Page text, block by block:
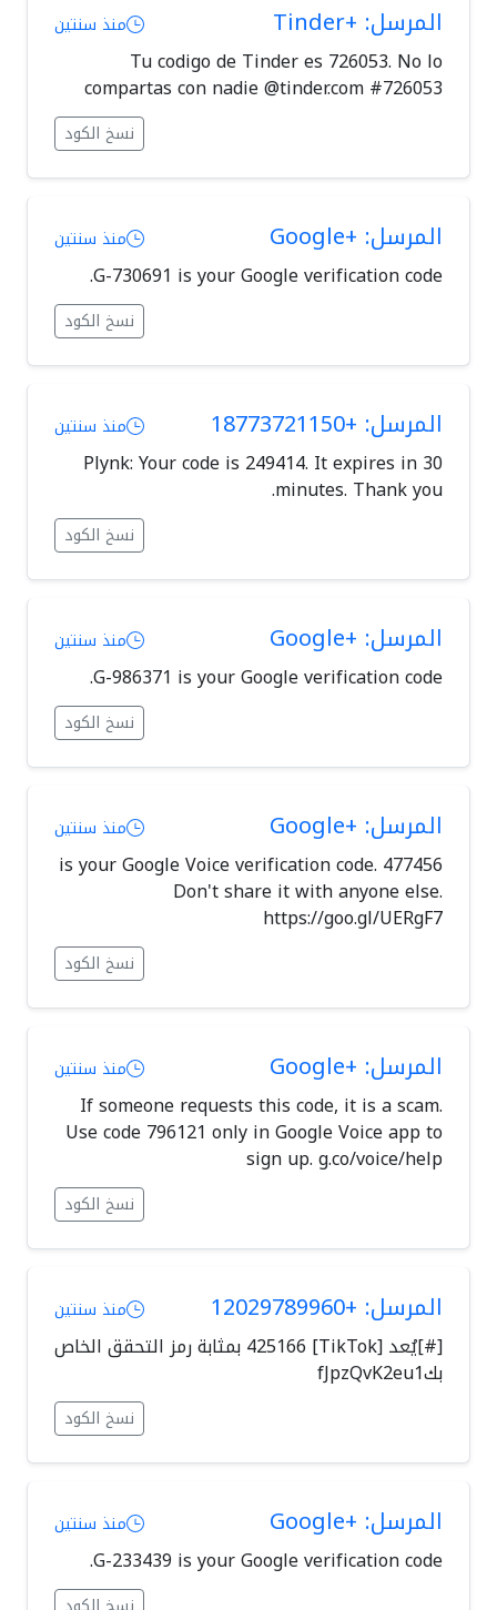
المرسل: +Tinder منذ سنتين
Tu codigo de Tinder es 726053. No lo
compartas con nadie @tinder.com #726053
نسخ الكود
المرسل: +Google منذ سنتين
G-730691 is your Google verification code.
نسخ الكود
المرسل: +18773721150 منذ سنتين
Plynk: Your code is 249414. It expires in 30
minutes. Thank you.
نسخ الكود
المرسل: +Google منذ سنتين
G-986371 is your Google verification code.
نسخ الكود
المرسل: +Google منذ سنتين
477456 is your Google Voice verification code.
Don't share it with anyone else.
https://goo.gl/UERgF7
نسخ الكود
المرسل: +Google منذ سنتين
If someone requests this code, it is a scam.
Use code 796121 only in Google Voice app to
sign up. g.co/voice/help
نسخ الكود
المرسل: +12029789960 منذ سنتين
[#]يُعد [TikTok] 425166 بمثابة رمز التحقق الخاص
بكfJpzQvK2eu1
نسخ الكود
المرسل: +Google منذ سنتين
G-233439 is your Google verification code.